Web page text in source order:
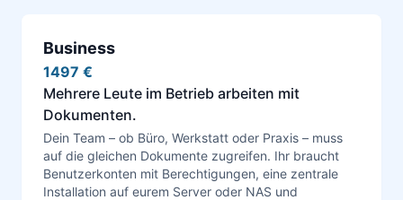
Business
1497 €
Mehrere Leute im Betrieb arbeiten mit
Dokumenten.
Dein Team – ob Büro, Werkstatt oder Praxis – muss
auf die gleichen Dokumente zugreifen. Ihr braucht
Benutzerkonten mit Berechtigungen, eine zentrale
Installation auf eurem Server oder NAS und